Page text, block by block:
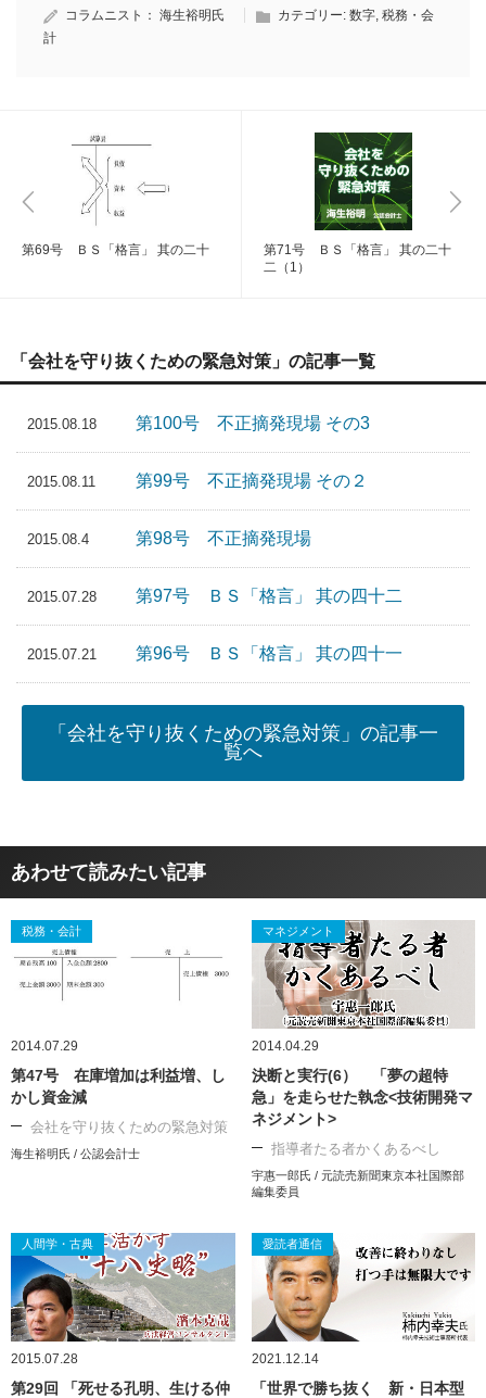
コラムニスト： 海生裕明氏 カテゴリー: 数字, 税務・会
計
第69号 ＢＳ「格言」 其の二十
第71号 ＢＳ「格言」 其の二十
二（1）
「会社を守り抜くための緊急対策」の記事一覧
2015.08.18 第100号 不正摘発現場 その3
2015.08.11 第99号 不正摘発現場 その２
2015.08.4 第98号 不正摘発現場
2015.07.28 第97号 ＢＳ「格言」 其の四十二
2015.07.21 第96号 ＢＳ「格言」 其の四十一
「会社を守り抜くための緊急対策」の記事一
覧へ
あわせて読みたい記事
税務・会計
2014.07.29
第47号 在庫増加は利益増、し
かし資金減
会社を守り抜くための緊急対策
海生裕明氏 / 公認会計士
マネジメント
2014.04.29
決断と実行(6） 「夢の超特
急」を走らせた執念<技術開発マ
ネジメント>
指導者たる者かくあるべし
宇惠一郎氏 / 元読売新聞東京本社国際部
編集委員
人間学・古典
2015.07.28
第29回 「死せる孔明、生ける仲
愛読者通信
2021.12.14
「世界で勝ち抜く 新・日本型